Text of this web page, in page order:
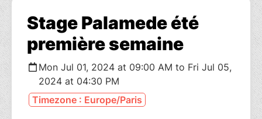
Stage Palamede été
première semaine
Mon Jul 01, 2024 at 09:00 AM to Fri Jul 05,
2024 at 04:30 PM
Timezone : Europe/Paris